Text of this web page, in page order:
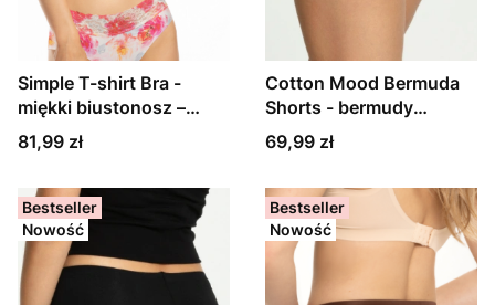
Simple T-shirt Bra -
miękki biustonosz –
różowy
Cena
81,99 zł
Cotton Mood Bermuda
Shorts - bermudy
beżowe
Cena
69,99 zł
Bestseller
Nowość
Bestseller
Nowość